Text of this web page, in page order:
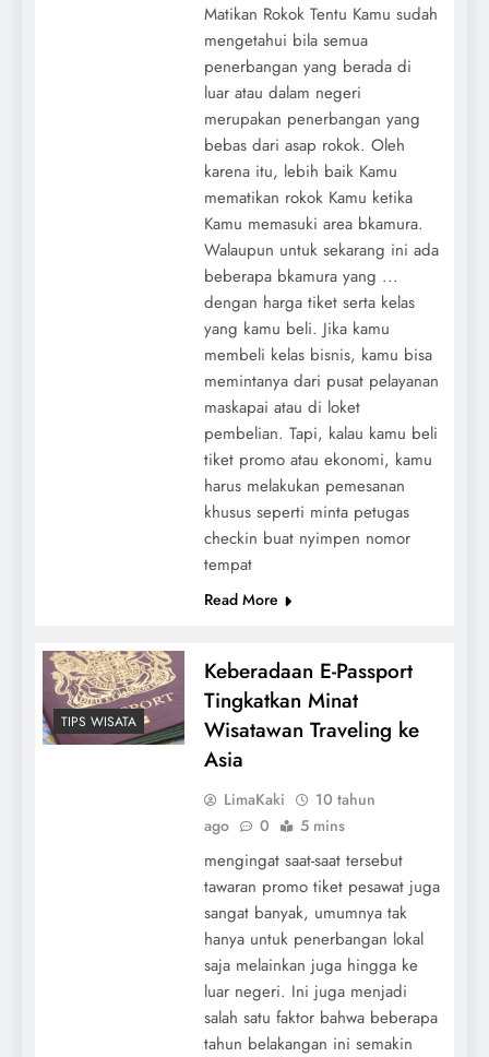
Matikan Rokok Tentu Kamu sudah
mengetahui bila semua
penerbangan yang berada di
luar atau dalam negeri
merupakan penerbangan yang
bebas dari asap rokok. Oleh
karena itu, lebih baik Kamu
mematikan rokok Kamu ketika
Kamu memasuki area bkamura.
Walaupun untuk sekarang ini ada
beberapa bkamura yang ...
dengan harga tiket serta kelas
yang kamu beli. Jika kamu
membeli kelas bisnis, kamu bisa
memintanya dari pusat pelayanan
maskapai atau di loket
pembelian. Tapi, kalau kamu beli
tiket promo atau ekonomi, kamu
harus melakukan pemesanan
khusus seperti minta petugas
checkin buat nyimpen nomor
tempat
Read More
TIPS WISATA
Keberadaan E-Passport
Tingkatkan Minat
Wisatawan Traveling ke
Asia
LimaKaki
10 tahun
ago
0 5 mins
mengingat saat-saat tersebut
tawaran promo tiket pesawat juga
sangat banyak, umumnya tak
hanya untuk penerbangan lokal
saja melainkan juga hingga ke
luar negeri. Ini juga menjadi
salah satu faktor bahwa beberapa
tahun belakangan ini semakin